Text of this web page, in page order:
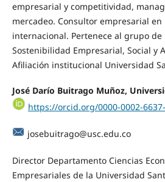
empresarial y competitividad,
mercadeo. Consultor empresarial
internacional. Pertenece al grupo
Sostenibilidad Empresarial, Social y
Afiliación institucional Universidad
José Darío Buitrago Muñoz,
https://orcid.org/0000-0002-
josebuitrago@usc.edu.co
Director Departamento Ciencias
Empresariales de la Universidad